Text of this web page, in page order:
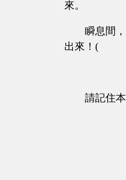
來。
瞬息間
出來！(
請記住